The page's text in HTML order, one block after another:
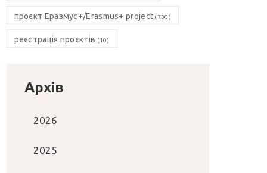
проєкт Еразмус+/Erasmus+ project (730)
реєстрація проєктів (10)
Архів
2026
2025